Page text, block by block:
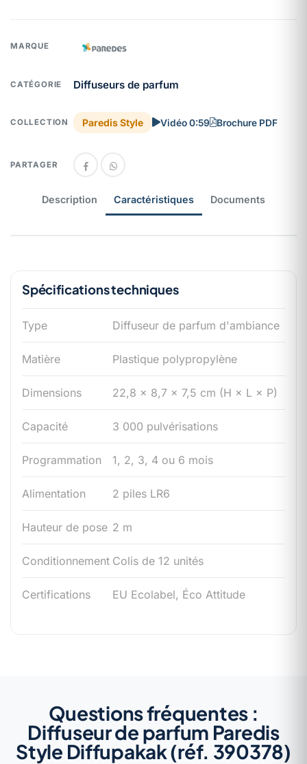
MARQUE
CATÉGORIE Diffuseurs de parfum
COLLECTION Paredis Style Vidéo 0:59 Brochure PDF
PARTAGER
Description Caractéristiques Documents
Spécifications techniques
Type Diffuseur de parfum d'ambiance
Matière Plastique polypropylène
Dimensions 22,8 × 8,7 × 7,5 cm (H × L × P)
Capacité 3 000 pulvérisations
Programmation 1, 2, 3, 4 ou 6 mois
Alimentation 2 piles LR6
Hauteur de pose 2 m
Conditionnement Colis de 12 unités
Certifications EU Ecolabel, Éco Attitude
Questions fréquentes :
Diffuseur de parfum Paredis
Style Diffupakak (réf. 390378)